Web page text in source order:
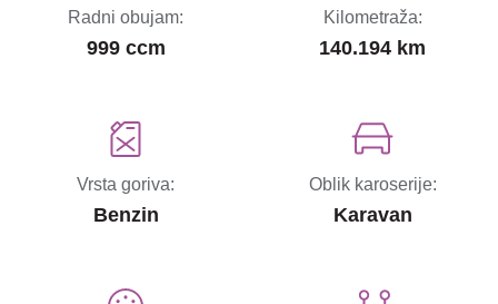
Radni obujam:
999 ccm
Kilometraža:
140.194 km
Vrsta goriva:
Benzin
Oblik karoserije:
Karavan